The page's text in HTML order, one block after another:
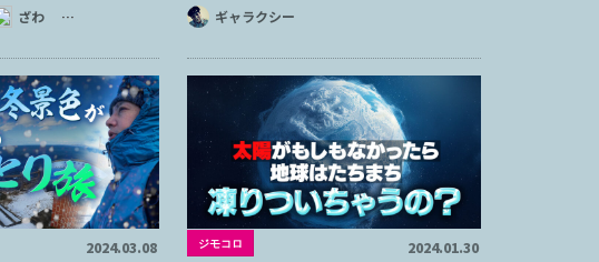
ざわ … ギャラクシー
2024.03.08 ジモコロ 2024.01.30